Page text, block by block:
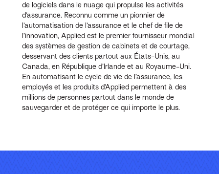
de logiciels dans le nuage qui propulse les activités
d’assurance. Reconnu comme un pionnier de
l’automatisation de l’assurance et le chef de file de
l’innovation, Applied est le premier fournisseur mondial
des systèmes de gestion de cabinets et de courtage,
desservant des clients partout aux États-Unis, au
Canada, en République d’Irlande et au Royaume-Uni.
En automatisant le cycle de vie de l’assurance, les
employés et les produits d’Applied permettent à des
millions de personnes partout dans le monde de
sauvegarder et de protéger ce qui importe le plus.